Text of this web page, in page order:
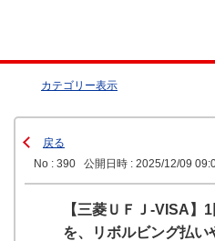
カテゴリー表示
戻る
No : 390
公開日時 : 2025/12/09
【三菱ＵＦＪ-VISA】
を、リボルビング払い